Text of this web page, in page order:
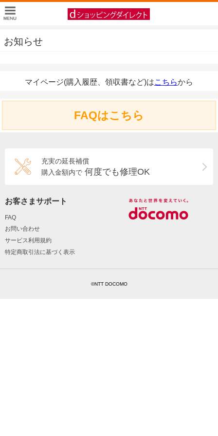
お知らせ
マイページ(購入履歴、領収書など)はこちらから
FAQはこちら
充実の延長補償
購入金額内で 何度でも修理OK
お客さまサポート
FAQ
お問い合わせ
サービス利用規約
特定商取引法に基づく表示
©NTT DOCOMO